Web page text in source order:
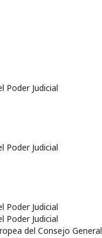
Poder Judicial
Poder Judicial
Poder Judicial
Poder Judicial
del Consejo General